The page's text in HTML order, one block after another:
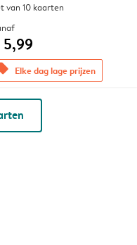
van 10 kaarten
Elke dag lage prijzen